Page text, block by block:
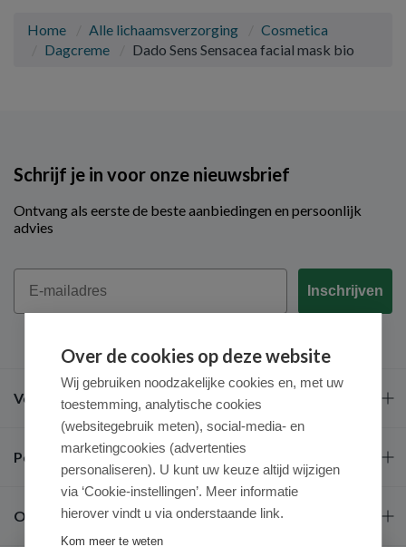
Home Alle lichaamsverzorging
Cosmetica
Dagcreme
Dado Sens Sensacea facial mask bio
Schrijf je in voor onze nieuwsbrief
Ontvang als eerste de beste aanbiedingen en persoonlijk
advies
Email
Inschrijven
Veel gestelde vragen
Populaire merken
Over ons
Over de cookies op deze website
Wij gebruiken noodzakelijke cookies en, met uw
toestemming, analytische cookies
(websitegebruik meten), social-media- en
marketingcookies (advertenties
personaliseren). U kunt uw keuze altijd wijzigen
via ‘Cookie-instellingen’. Meer informatie
hierover vindt u via onderstaande link.
Kom meer te weten